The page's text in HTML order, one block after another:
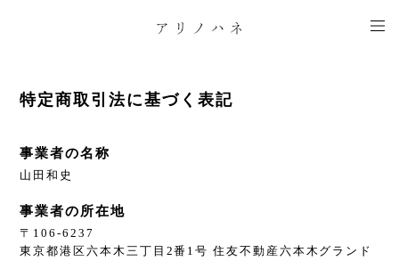
特定商取引法に基づく表記
事業者の名称
山田和史
事業者の所在地
〒106-6237
東京都港区六本木三丁目2番1号 住友不動産六本木グランド